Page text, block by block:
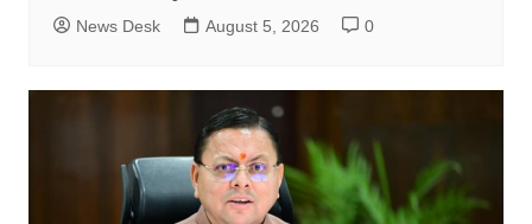
News Desk August 5, 2026 0